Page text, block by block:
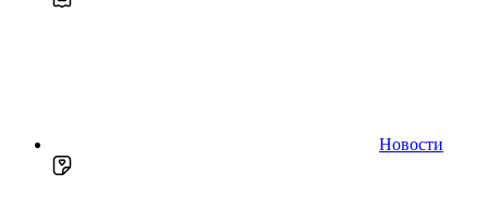
Новости